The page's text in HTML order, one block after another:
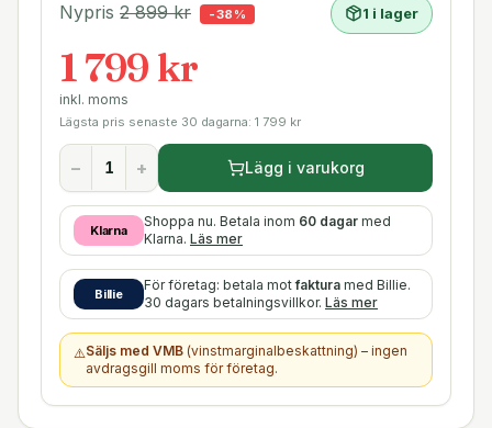
Nypris 2 899kr -38 % 1 i lager
1 799 kr
inkl. moms
Lägsta pris senaste 30 dagarna: 1 799 kr
− + Lägg i varukorg
Klarna
Shoppa nu. Betala inom 60 dagar med
Klarna. Läs mer
Billie
För företag: betala motfaktura med Billie.
30 dagars betalningsvillkor. Läs mer
⚠️Säljs med VMB (vinstmarginalbeskattning) – ingen
avdragsgill moms för företag.